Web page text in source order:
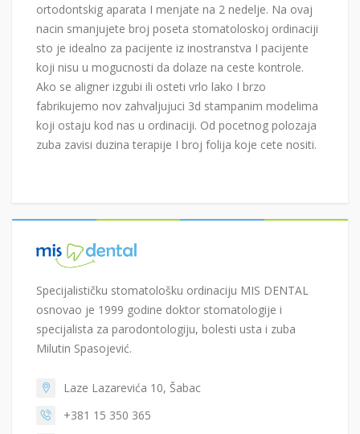
ortodontskig aparata I menjate na 2 nedelje. Na ovaj
nacin smanjujete broj poseta stomatoloskoj ordinaciji
sto je idealno za pacijente iz inostranstva I pacijente
koji nisu u mogucnosti da dolaze na ceste kontrole.
Ako se aligner izgubi ili osteti vrlo lako I brzo
fabrikujemo nov zahvaljujuci 3d stampanim modelima
koji ostaju kod nas u ordinaciji. Od pocetnog polozaja
zuba zavisi duzina terapije I broj folija koje cete nositi.
Specijalističku stomatološku ordinaciju MIS DENTAL
osnovao je 1999 godine doktor stomatologije i
specijalista za parodontologiju, bolesti usta i zuba
Milutin Spasojević.
Laze Lazarevića 10, Šabac
+381 15 350 365